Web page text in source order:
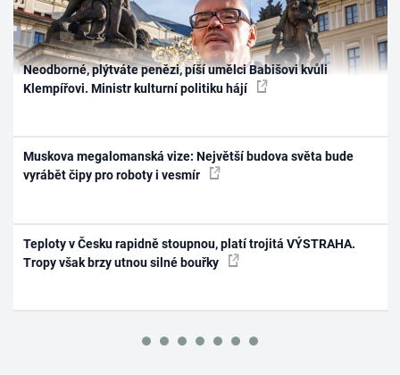
Neodborné, plýtváte penězi, píší umělci Babišovi kvůli
Klempířovi. Ministr kulturní politiku hájí
Muskova megalomanská vize: Největší budova světa bude
vyrábět čipy pro roboty i vesmír
Teploty v Česku rapidně stoupnou, platí trojitá VÝSTRAHA.
Tropy však brzy utnou silné bouřky